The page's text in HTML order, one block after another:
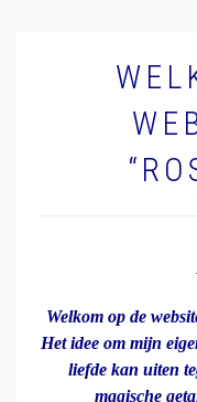
Welkom op de
Het idee om mijn
liefde kan uiten
magische